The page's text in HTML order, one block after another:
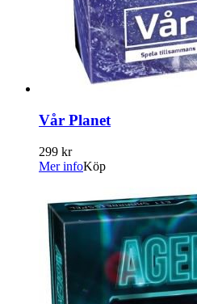
Vår Planet
299 kr
Mer infoKöp